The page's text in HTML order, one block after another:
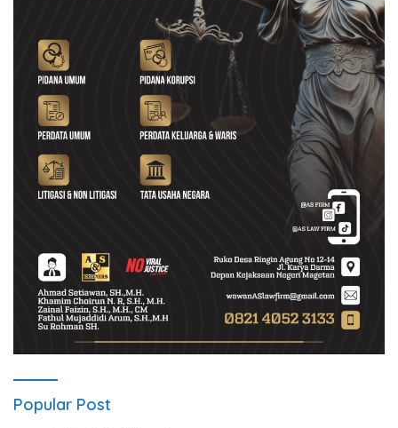
Popular Post